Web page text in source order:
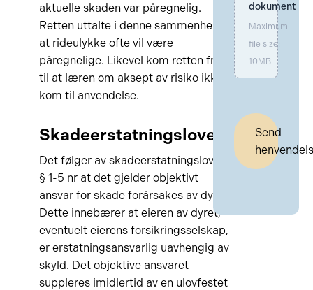
aktuelle skaden var påregnelig.
Retten uttalte i denne sammenheng
at rideulykke ofte vil være
påregnelige. Likevel kom retten frem
til at læren om aksept av risiko ikke
kom til anvendelse.
Skadeerstatningsloven
Det følger av skadeerstatningsloven
§ 1-5 nr at det gjelder objektivt
ansvar for skade forårsakes av dyr.
Dette innebærer at eieren av dyret,
eventuelt eierens forsikringsselskap,
er erstatningsansvarlig uavhengig av
skyld. Det objektive ansvaret
suppleres imidlertid av en ulovfestet
dokument
Maximum
file size:
10MB
Send